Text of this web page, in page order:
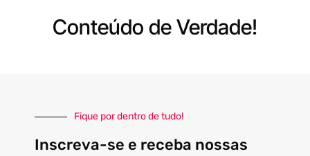
Conteúdo de Verdade!
Fique por dentro de tudo!
Inscreva-se e receba nossas